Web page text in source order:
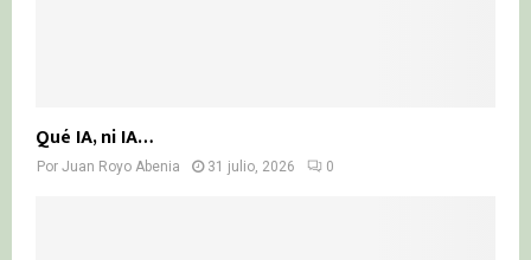
Qué IA, ni IA…
Por Juan Royo Abenia 31 julio, 2026 0